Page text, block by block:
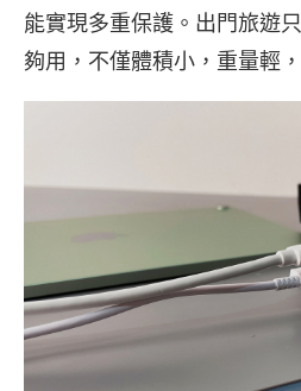
能實現多重保護。出門旅遊
夠用，不僅體積小，重量輕